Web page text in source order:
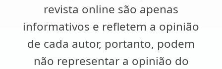
revista online são apenas
informativos e refletem a opinião
de cada autor, portanto, podem
não representar a opinião do